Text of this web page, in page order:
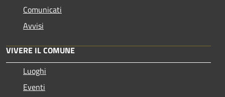
Comunicati
Avvisi
VIVERE IL COMUNE
Luoghi
Eventi